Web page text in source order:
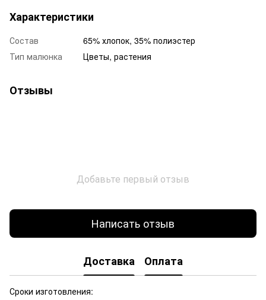
Характеристики
Состав
65% хлопок, 35% полиэстер
Тип малюнка
Цветы, растения
Отзывы
Добавьте первый отзыв
Написать отзыв
Доставка Оплата
Сроки изготовления: